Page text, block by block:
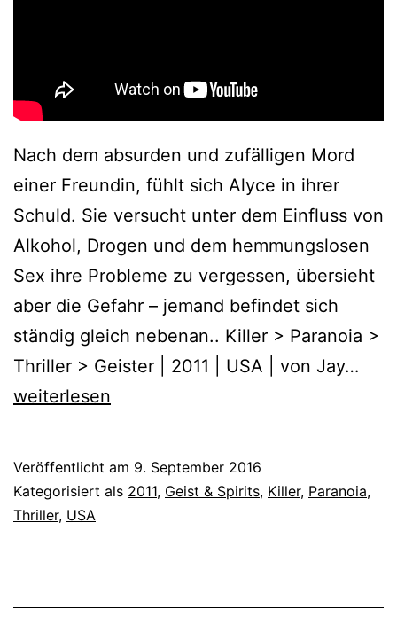
Nach dem absurden und zufälligen Mord
einer Freundin, fühlt sich Alyce in ihrer
Schuld. Sie versucht unter dem Einfluss von
Alkohol, Drogen und dem hemmungslosen
Sex ihre Probleme zu vergessen, übersieht
aber die Gefahr – jemand befindet sich
ständig gleich nebenan.. Killer > Paranoia >
Thriller > Geister | 2011 | USA | von Jay…
weiterlesen
Veröffentlicht am 9. September 2016
Kategorisiert als 2011, Geist & Spirits, Killer, Paranoia,
Thriller, USA